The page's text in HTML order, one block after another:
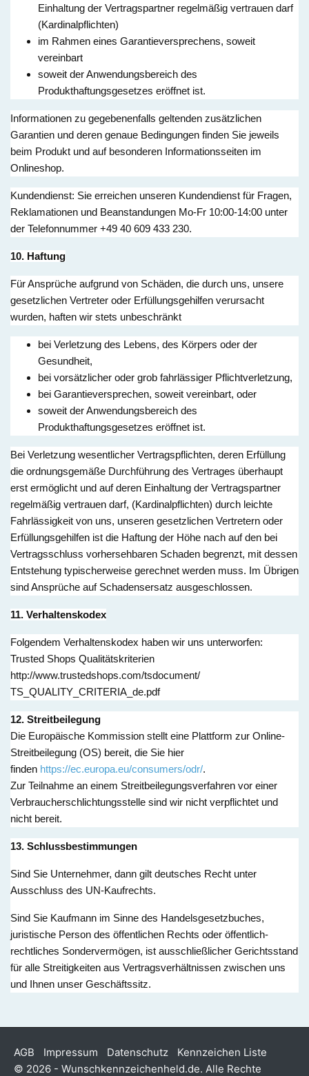
Einhaltung der Vertragspartner regelmäßig vertrauen darf
(Kardinalpflichten)
im Rahmen eines Garantieversprechens, soweit
vereinbart
soweit der Anwendungsbereich des
Produkthaftungsgesetzes eröffnet ist.
Informationen zu gegebenenfalls geltenden zusätzlichen
Garantien und deren genaue Bedingungen finden Sie jeweils
beim Produkt und auf besonderen Informationsseiten im
Onlineshop.
Kundendienst: Sie erreichen unseren Kundendienst für Fragen,
Reklamationen und Beanstandungen Mo-Fr 10:00-14:00 unter
der Telefonnummer +49 40 609 433 230.
10. Haftung
Für Ansprüche aufgrund von Schäden, die durch uns, unsere
gesetzlichen Vertreter oder Erfüllungsgehilfen verursacht
wurden, haften wir stets unbeschränkt
bei Verletzung des Lebens, des Körpers oder der
Gesundheit,
bei vorsätzlicher oder grob fahrlässiger Pflichtverletzung,
bei Garantieversprechen, soweit vereinbart, oder
soweit der Anwendungsbereich des
Produkthaftungsgesetzes eröffnet ist.
Bei Verletzung wesentlicher Vertragspflichten, deren Erfüllung
die ordnungsgemäße Durchführung des Vertrages überhaupt
erst ermöglicht und auf deren Einhaltung der Vertragspartner
regelmäßig vertrauen darf, (Kardinalpflichten) durch leichte
Fahrlässigkeit von uns, unseren gesetzlichen Vertretern oder
Erfüllungsgehilfen ist die Haftung der Höhe nach auf den bei
Vertragsschluss vorhersehbaren Schaden begrenzt, mit dessen
Entstehung typischerweise gerechnet werden muss. Im Übrigen
sind Ansprüche auf Schadensersatz ausgeschlossen.
11. Verhaltenskodex
Folgendem Verhaltenskodex haben wir uns unterworfen:
Trusted Shops Qualitätskriterien
http://www.trustedshops.com/tsdocument/
TS_QUALITY_CRITERIA_de.pdf
12. Streitbeilegung
Die Europäische Kommission stellt eine Plattform zur Online-
Streitbeilegung (OS) bereit, die Sie hier
finden https://ec.europa.eu/consumers/odr/.
Zur Teilnahme an einem Streitbeilegungsverfahren vor einer
Verbraucherschlichtungsstelle sind wir nicht verpflichtet und
nicht bereit.
13. Schlussbestimmungen
Sind Sie Unternehmer, dann gilt deutsches Recht unter
Ausschluss des UN-Kaufrechts.
Sind Sie Kaufmann im Sinne des Handelsgesetzbuches,
juristische Person des öffentlichen Rechts oder öffentlich-
rechtliches Sondervermögen, ist ausschließlicher Gerichtsstand
für alle Streitigkeiten aus Vertragsverhältnissen zwischen uns
und Ihnen unser Geschäftssitz.
AGB Impressum Datenschutz
Kennzeichen Liste
© 2026 - Wunschkennzeichenheld.de. Alle Rechte